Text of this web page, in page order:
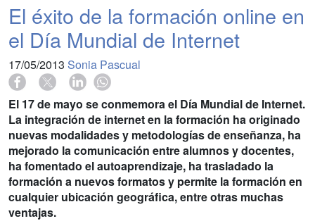
El éxito de la formación online en
el Día Mundial de Internet
17/05/2013 Sonia Pascual
El 17 de mayo se conmemora el Día Mundial de Internet.
La integración de internet en la formación ha originado
nuevas modalidades y metodologías de enseñanza, ha
mejorado la comunicación entre alumnos y docentes,
ha fomentado el autoaprendizaje, ha trasladado la
formación a nuevos formatos y permite la formación en
cualquier ubicación geográfica, entre otras muchas
ventajas.